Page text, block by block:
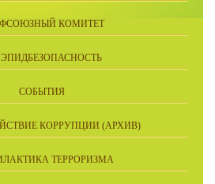
КОМИТЕТ
СОБЫТИЯ
КОРРУПЦИИ (АРХИВ)
ТЕРРОРИЗМА